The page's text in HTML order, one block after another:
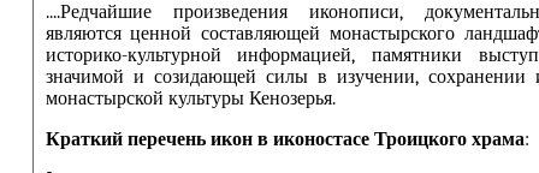
....Редчайшие произведения иконописи,
являются ценной составляющей монастырского
историко-культурной информацией, памятники
значимой и созидающей силы в изучении, сохранении
монастырской культуры Кенозерья.
Краткий перечень икон в иконостасе Троицкого храма: